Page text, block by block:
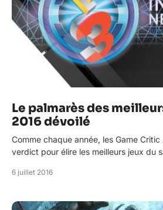
Le palmarès des
2016 dévoilé
Comme chaque année, les Game
verdict pour élire les meilleurs jeux du
6 juillet 2016